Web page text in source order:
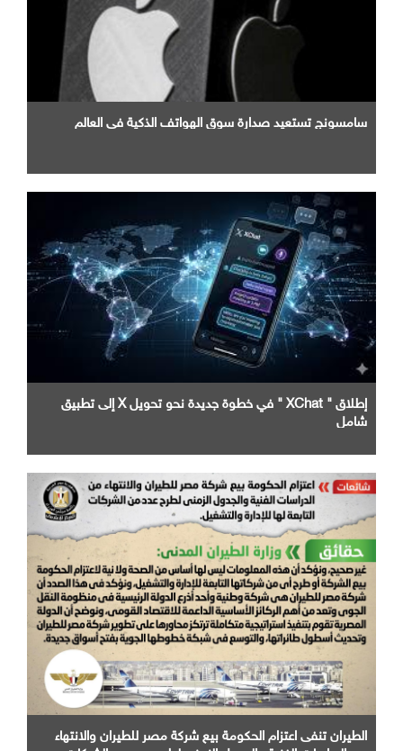
سامسونج تستعيد صدارة سوق الهواتف الذكية في العالم
إطلاق " XChat " في خطوة جديدة نحو تحويل X إلى تطبيق
شامل
الطيران تنفى اعتزام الحكومة بيع شركة مصر للطيران والانتهاء